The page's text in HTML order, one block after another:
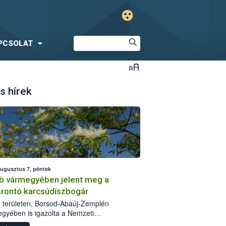
hírek
7, péntek
vármegyében jelent meg a
karcsúdíszbogár
területen, Borsod-Abaúj-Zemplén
is igazolta a Nemzeti
biztonsági Hivatal (Nébih) a